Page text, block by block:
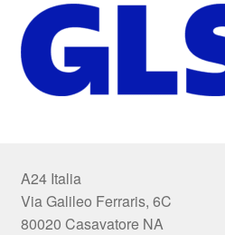
A24 Italia
Via Galileo Ferraris, 6C
80020 Casavatore NA